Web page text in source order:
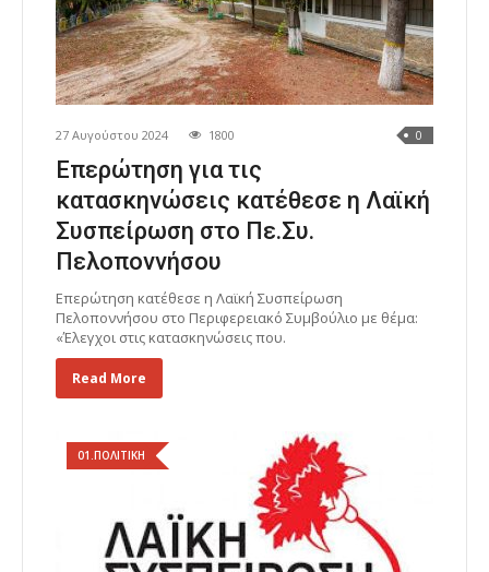
27 Αυγούστου 2024 1800 0
Επερώτηση για τις
κατασκηνώσεις κατέθεσε η Λαϊκή
Συσπείρωση στο Πε.Συ.
Πελοποννήσου
Επερώτηση κατέθεσε η Λαϊκή Συσπείρωση
Πελοποννήσου στο Περιφερειακό Συμβούλιο με θέμα:
«Έλεγχοι στις κατασκηνώσεις που.
Read More
01.ΠΟΛΙΤΙΚΗ